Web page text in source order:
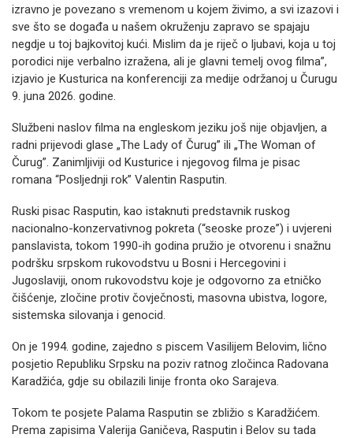
izravno je povezano s vremenom u kojem živimo, a svi izazovi i
sve što se događa u našem okruženju zapravo se spajaju
negdje u toj bajkovitoj kući. Mislim da je riječ o ljubavi, koja u toj
porodici nije verbalno izražena, ali je glavni temelj ovog filma”,
izjavio je Kusturica na konferenciji za medije održanoj u Čurugu
9. juna 2026. godine.
Službeni naslov filma na engleskom jeziku još nije objavljen, a
radni prijevodi glase „The Lady of Čurug” ili „The Woman of
Čurug”. Zanimljiviji od Kusturice i njegovog filma je pisac
romana “Posljednji rok” Valentin Rasputin.
Ruski pisac Rasputin, kao istaknuti predstavnik ruskog
nacionalno-konzervativnog pokreta (“seoske proze”) i uvjereni
panslavista, tokom 1990-ih godina pružio je otvorenu i snažnu
podršku srpskom rukovodstvu u Bosni i Hercegovini i
Jugoslaviji, onom rukovodstvu koje je odgovorno za etničko
čišćenje, zločine protiv čovječnosti, masovna ubistva, logore,
sistemska silovanja i genocid.
On je 1994. godine, zajedno s piscem Vasilijem Belovim, lično
posjetio Republiku Srpsku na poziv ratnog zločinca Radovana
Karadžića, gdje su obilazili linije fronta oko Sarajeva.
Tokom te posjete Palama Rasputin se zbližio s Karadžićem.
Prema zapisima Valerija Ganičeva, Rasputin i Belov su tada